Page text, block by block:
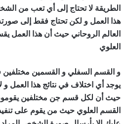
الطريقة لا تحتاج إلى أي تعب من
هذا العمل و لكن تحتاج فقط إلى
العالم الروحاني حيث أن هذا العمل
العلوي
و القسم السفلي و القسمين مختلفين
يوجد أي اختلاف في نتائج هذا العمل
حيث أن لكل قسم جن مختلفين يقومون
القسم العلوي حيث من يقوم على